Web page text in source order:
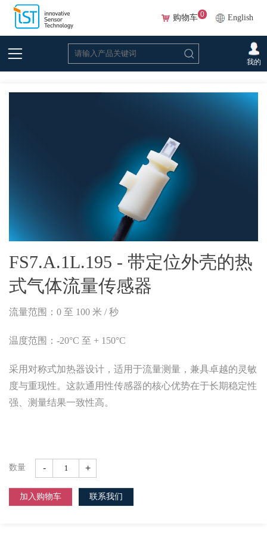
English
购物车 0
我的
首页 >流量传感器 > 流量传感器元件 >FS7.A.1L.195 - 带定位
FS7.A.1L.195 - 带定位外壳的热
式气体流量传感器
流量范围：0 至 100 米 / 秒
温度范围：-20°C 至 + 150°C
采用对称式加热器设计，适用于流量测量，兼具卓越的灵敏
度与重现性。这款通用性传感器的核心优势在于长期稳定性
强、测量结果一致性高。
数量 - +
加入购物车 联系我们